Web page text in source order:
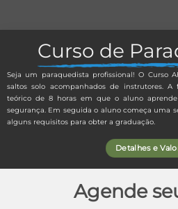
Curso de
Seja um paraquedista profissional! O Curso
saltos solo acompanhados de instrutores.
teórico de 8 horas em que o aluno
segurança. Em seguida o aluno começa uma
alguns requisitos para obter a graduação.
Detalhes e
Agende